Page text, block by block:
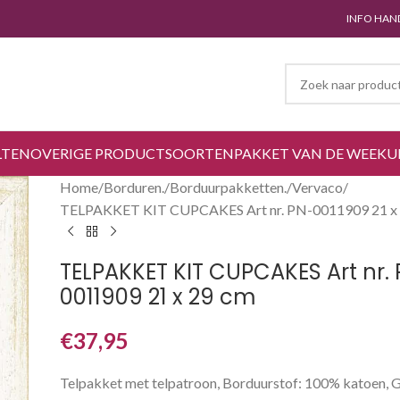
INFO
OVERIGE PRODUCTSOORTENPAKKET VAN DE WEEK
Home Borduren. Borduurpakketten. Vervaco
TELPAKKET KIT CUPCAKES Art nr. PN-0011909 21 x
TELPAKKET KIT CUPCAKES Art nr.
0011909 21 x 29 cm
€37,95
Telpakket met telpatroon, Borduurstof: 100% katoen,